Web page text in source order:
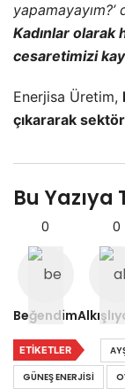
Kadınlar
cesaretimizi
Enerjisa Üretim,
çıkararak
Bu
0
Beğendim
0
ETIKETLER
GÜNEŞ ENERJISI